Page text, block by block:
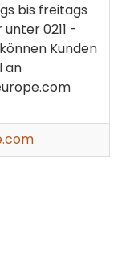
bis freitags
unter 0211 -
Kunden
an